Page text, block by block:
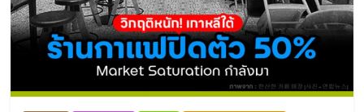
ประเทศไทย,
ThaiSMEsCenter,